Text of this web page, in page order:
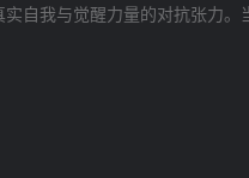
自我与觉醒力量的对抗张力